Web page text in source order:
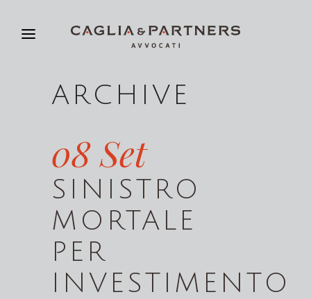
ARCHIVE
08 Set
SINISTRO
MORTALE
PER
INVESTIMENTO